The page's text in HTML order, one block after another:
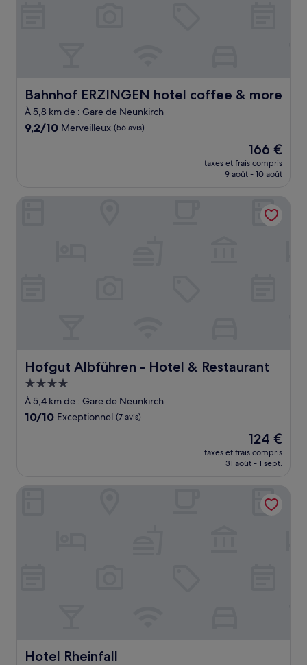
Bahnhof ERZINGEN hotel coffee & more
Bahnhof ERZINGEN hotel coffee & more
À 5,8 km de : Gare de Neunkirch
9.2
9,2/10 Merveilleux (56 avis)
Le
nouveau
prix
de
166 €
166 €
taxes et frais compris
9 août - 10 août
Hofgut Albführen - Hotel & Restaurant
Hofgut Albführen - Hotel & Restaurant
Hébergement
4.0 étoiles
À 5,4 km de : Gare de Neunkirch
10.0
10/10 Exceptionnel (7 avis)
Le
nouveau
prix
de
124 €
124 €
taxes et frais compris
31 août - 1 sept.
Hotel Rheinfall
Hotel Rheinfall